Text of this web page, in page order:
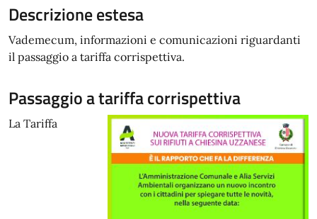
Descrizione estesa
Vademecum, informazioni e comunicazioni riguardanti
il passaggio a tariffa corrispettiva.
Passaggio a tariffa corrispettiva
La Tariffa